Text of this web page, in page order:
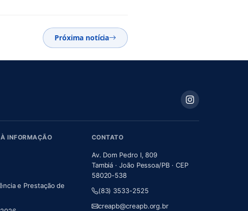
Próxima notícia
INFORMAÇÃO
e Prestação de
CONTATO
Av. Dom Pedro I, 809
Tambiá · João Pessoa/PB · CEP
58020-538
(83) 3533-2525
creapb@creapb.org.br